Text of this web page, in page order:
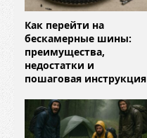
Как перейти на
бескамерные шины:
преимущества,
недостатки и
пошаговая инструкция